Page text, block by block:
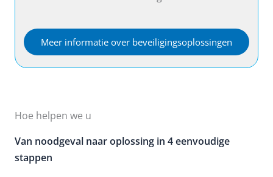
Meer informatie over beveiligingsoplossingen
Hoe helpen we u
Van noodgeval naar oplossing in 4 eenvoudige
stappen